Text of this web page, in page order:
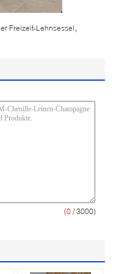
Freizeit-Lehnsessel
(0 / 3000)